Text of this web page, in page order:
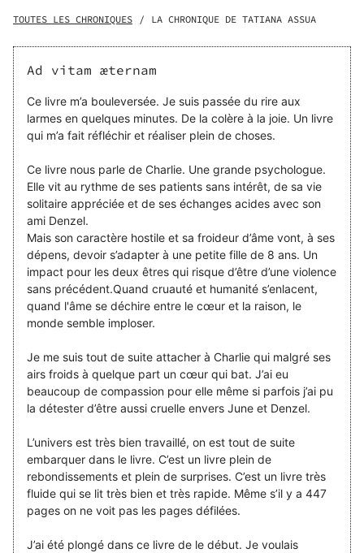
contre moi. Washington. Charlie Blackberty, psychologue
sa vie solitaire appréciée et de ses échanges acides avec
son ami Denzel. Mais son caractère hostile et sa froideur
fille de 8 ans. Un impact pour les deux êtres qui risque
d’être d’une violence sans précédent. Quand cruauté et
humanité s’enlacent, quand l'âme se déchire entre le cœur
vrais que nature, des répliques dévastatrices, un bouillon
de cynisme et des bombes d’émotions sans avertissement
: voilà ce qui résume l'atmosphère souvent intense d’Ad
vitam æternam.
TOUTES LES CHRONIQUES / LA CHRONIQUE DE TATIANA ASSUA
Ad vitam æternam
Ce livre m’a bouleversée. Je suis passée du rire aux
larmes en quelques minutes. De la colère à la joie. Un livre
qui m’a fait réfléchir et réaliser plein de choses.
Ce livre nous parle de Charlie. Une grande psychologue.
Elle vit au rythme de ses patients sans intérêt, de sa vie
solitaire appréciée et de ses échanges acides avec son
ami Denzel.
Mais son caractère hostile et sa froideur d’âme vont, à ses
dépens, devoir s’adapter à une petite fille de 8 ans. Un
impact pour les deux êtres qui risque d’être d’une violence
sans précédent.Quand cruauté et humanité s’enlacent,
quand l'âme se déchire entre le cœur et la raison, le
monde semble imploser.
Je me suis tout de suite attacher à Charlie qui malgré ses
airs froids à quelque part un cœur qui bat. J’ai eu
beaucoup de compassion pour elle même si parfois j’ai pu
la détester d’être aussi cruelle envers June et Denzel.
L’univers est très bien travaillé, on est tout de suite
embarquer dans le livre. C’est un livre plein de
rebondissements et plein de surprises. C’est un livre très
fluide qui se lit très bien et très rapide. Même s’il y a 447
pages on ne voit pas les pages défilées.
J’ai été plongé dans ce livre de le début. Je voulais